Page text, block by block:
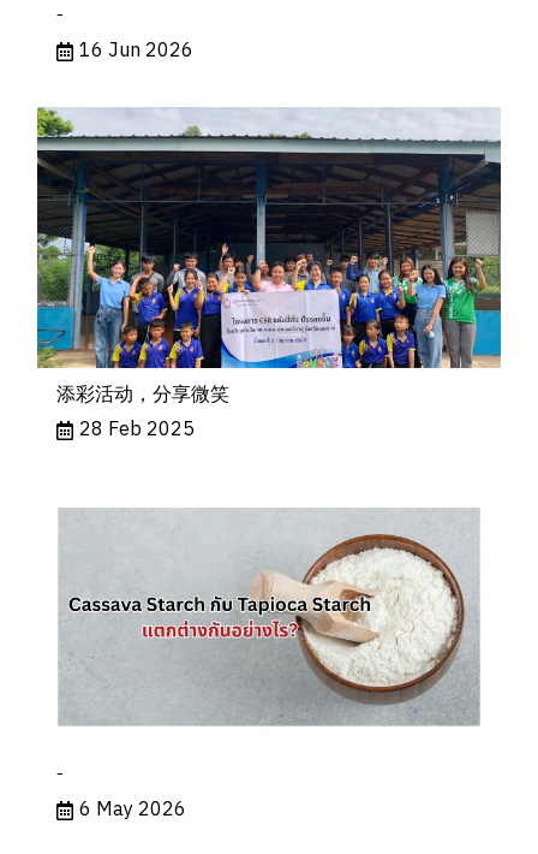
-
16 Jun 2026
添彩活动，分享微笑
28 Feb 2025
-
6 May 2026